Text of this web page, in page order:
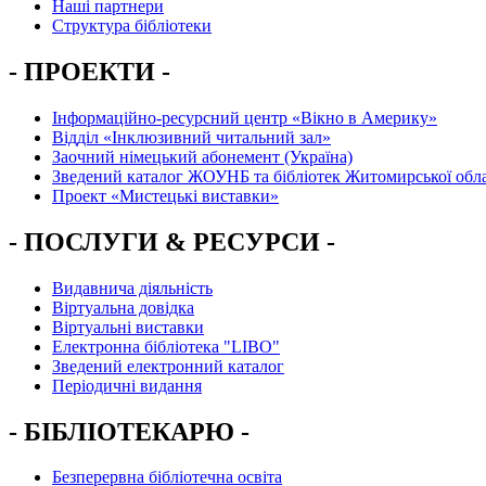
Наші партнери
Структура бібліотеки
- ПРОЕКТИ -
Інформаційно-ресурсний центр «Вікно в Америку»
Вiддiл «Інклюзивний читальний зал»
Заочний німецький абонемент (Україна)
Зведений каталог ЖОУНБ та бібліотек Житомирської
Проект «Мистецькі виставки»
- ПОСЛУГИ & РЕСУРСИ -
Видавнича діяльність
Віртуальна довідка
Віртуальні виставки
Електронна бібліотека "LIBO"
Зведений електронний каталог
Періодичні видання
- БІБЛІОТЕКАРЮ -
Безперервна бібліотечна освіта